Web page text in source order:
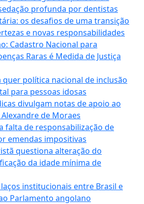
profunda por dentistas
os desafios de uma transição
e novas responsabilidades
Cadastro Nacional para
Raras é Medida de Justiça
política nacional de inclusão
para pessoas idosas
divulgam notas de apoio ao
de Moraes
falta de responsabilização de
emendas impositivas
questiona alteração do
da idade mínima de
institucionais entre Brasil e
Parlamento angolano